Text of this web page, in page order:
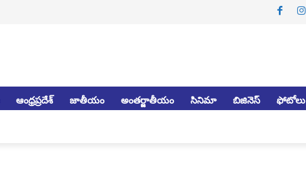
ఆంధ్రప్రదేశ్ జాతీయం అంతర్జాతీయం సినిమా బిజినెస్ ఫోటోలు